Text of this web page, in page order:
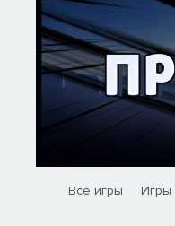
Все игры Игры